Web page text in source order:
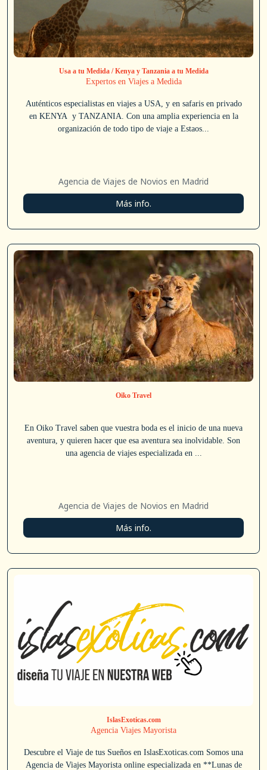
Usa a tu Medida / Kenya y Tanzania a tu Medida
Expertos en Viajes a Medida
Auténticos especialistas en viajes a USA, y en safaris en privado
en KENYA y TANZANIA. Con una amplia experiencia en la
organización de todo tipo de viaje a Estaos...
Agencia de Viajes de Novios en Madrid
Más info.
Oiko Travel
En Oiko Travel saben que vuestra boda es el inicio de una nueva
aventura, y quieren hacer que esa aventura sea inolvidable. Son
una agencia de viajes especializada en ...
Agencia de Viajes de Novios en Madrid
Más info.
IslasExoticas.com
Agencia Viajes Mayorista
Descubre el Viaje de tus Sueños en IslasExoticas.com Somos una
Agencia de Viajes Mayorista online especializada en **Lunas de